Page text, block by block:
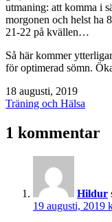
utmaning: att komma i
morgonen och helst ha
21-22 på kvällen…
Så här kommer
för optimerad sömn.
Publicerat
den
18 augusti, 2019
Kategoriserat
Träning och Hälsa
1 kommentar
Hildur
19 augusti, 2019